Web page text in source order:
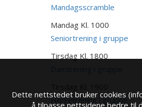
Mandagsscramble
Mandag Kl. 1000
Seniortrening i gruppe
18
Tirsdag Kl. 1800
AUG
Herretrening i gruppe
Dette nettstedet bruker cookies
å tilpasse nettsidene bedre til